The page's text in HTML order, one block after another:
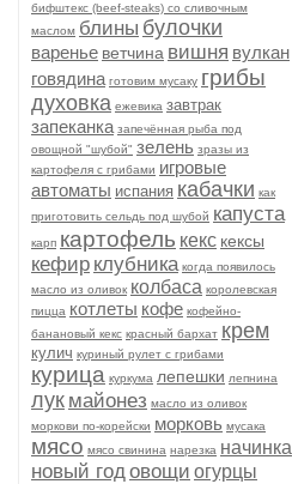
бифштекс (beef-stеаks) со сливочным
маслом блины булочки
варенье ветчина вишня вулкан
говядина готовим мусаку грибы
духовка ежевика завтрак
запеканка запечённая рыба под
овощной "шубой" зелень зразы из
картофеля с грибами игровые
автоматы испания кабачки как
приготовить сельдь под шубой капуста
карп картофель кекс кексы
кефир клубника когда появилось
масло из оливок колбаса королевская
пицца котлеты кофе кофейно-
банановый кекс красный бархат крем
кулич куриный рулет с грибами
курица куркума лепешки лепнина
лук майонез масло из оливок
моркови по-корейски морковь мусака
мясо мясо свинина нарезка начинка
новый годовощи огурцы